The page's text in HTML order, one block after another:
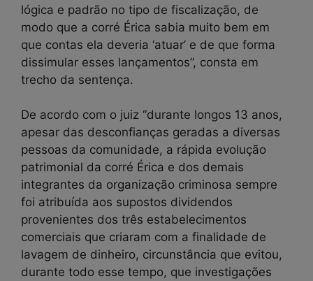
lógica e padrão no tipo de fiscalização, de
modo que a corré Érica sabia muito bem em
que contas ela deveria ‘atuar’ e de que forma
dissimular esses lançamentos”, consta em
trecho da sentença.
De acordo com o juiz “durante longos 13 anos,
apesar das desconfianças geradas a diversas
pessoas da comunidade, a rápida evolução
patrimonial da corré Érica e dos demais
integrantes da organização criminosa sempre
foi atribuída aos supostos dividendos
provenientes dos três estabelecimentos
comerciais que criaram com a finalidade de
lavagem de dinheiro, circunstância que evitou,
durante todo esse tempo, que investigações